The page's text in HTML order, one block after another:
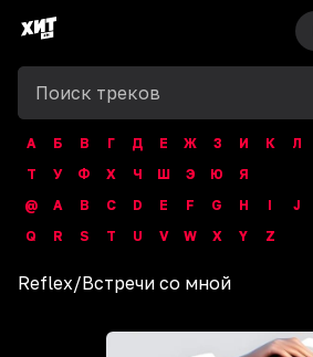
А Б В Г Д Е Ж З И К Л
Т
У Ф Х Ч Ш Э Ю
Я
@
A B C D E F G H I J
Q
R S T U V W X Y Z
Reflex/Встречи со мной